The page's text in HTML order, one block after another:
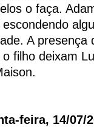
o faça.
A presença
filho deixam
feira, 14/07/